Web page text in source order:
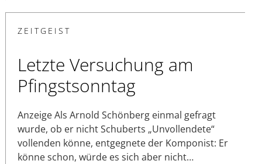
ZEITGEIST
Letzte Versuchung am
Pfingstsonntag
Anzeige Als Arnold Schönberg einmal gefragt
wurde, ob er nicht Schuberts „Unvollendete“
vollenden könne, entgegnete der Komponist: Er
könne schon, würde es sich aber nicht…